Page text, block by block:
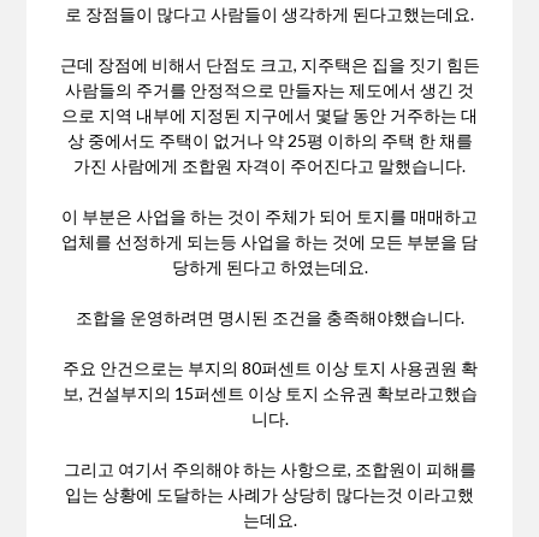
로 장점들이 많다고 사람들이 생각하게 된다고했는데요.
근데 장점에 비해서 단점도 크고, 지주택은 집을 짓기 힘든
사람들의 주거를 안정적으로 만들자는 제도에서 생긴 것
으로 지역 내부에 지정된 지구에서 몇달 동안 거주하는 대
상 중에서도 주택이 없거나 약 25평 이하의 주택 한 채를
가진 사람에게 조합원 자격이 주어진다고 말했습니다.
이 부분은 사업을 하는 것이 주체가 되어 토지를 매매하고
업체를 선정하게 되는등 사업을 하는 것에 모든 부분을 담
당하게 된다고 하였는데요.
조합을 운영하려면 명시된 조건을 충족해야했습니다.
주요 안건으로는 부지의 80퍼센트 이상 토지 사용권원 확
보, 건설부지의 15퍼센트 이상 토지 소유권 확보라고했습
니다.
그리고 여기서 주의해야 하는 사항으로, 조합원이 피해를
입는 상황에 도달하는 사례가 상당히 많다는것 이라고했
는데요.